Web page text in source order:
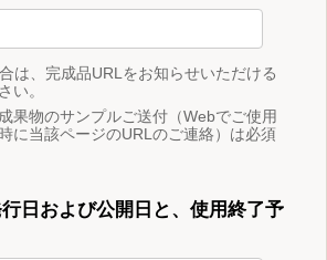
は、完成品URLをお知らせいただける
い。
果物のサンプルご送付（Webでご使用
に当該ページのURLのご連絡）は必須
日および公開日と、使用終了予